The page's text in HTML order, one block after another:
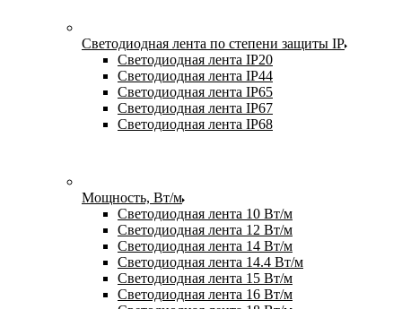
Светодиодная лента по степени защиты IP
Светодиодная лента IP20
Светодиодная лента IP44
Светодиодная лента IP65
Светодиодная лента IP67
Светодиодная лента IP68
Мощность, Вт/м
Светодиодная лента 10 Вт/м
Светодиодная лента 12 Вт/м
Светодиодная лента 14 Вт/м
Светодиодная лента 14.4 Вт/м
Светодиодная лента 15 Вт/м
Светодиодная лента 16 Вт/м